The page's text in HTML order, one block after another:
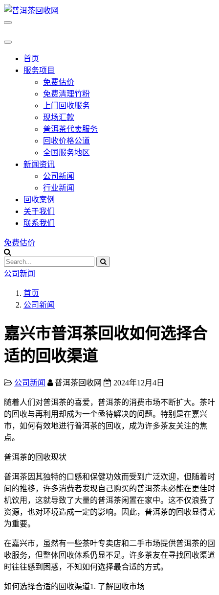
首页
服务项目
免费估价
免费清理竹粉
上门回收服务
现场汇款
普洱茶代卖服务
回收价格公道
全国服务地区
新闻资讯
公司新闻
行业新闻
回收案例
关于我们
联系我们
免费估价
公司新闻
首页
公司新闻
嘉兴市普洱茶回收如何选择合
适的回收渠道
公司新闻 普洱茶回收网 2024年12月4日
随着人们对普洱茶的喜爱，普洱茶的消费市场不断扩大。茶叶
的回收与再利用却成为一个亟待解决的问题。特别是在嘉兴
市，如何有效地进行普洱茶的回收，成为许多茶友关注的焦
点。
普洱茶的回收现状
普洱茶因其独特的口感和保健功效而受到广泛欢迎，但随着时
间的推移，许多消费者发现自己购买的普洱茶未必能在更佳时
机饮用，这就导致了大量的普洱茶闲置在家中。这不仅浪费了
资源，也对环境造成一定的影响。因此，普洱茶的回收显得尤
为重要。
在嘉兴市，虽然有一些茶叶专卖店和二手市场提供普洱茶的回
收服务，但整体回收体系仍显不足。许多茶友在寻找回收渠道
时往往感到困惑，不知如何选择最合适的方式。
如何选择合适的回收渠道1. 了解回收市场